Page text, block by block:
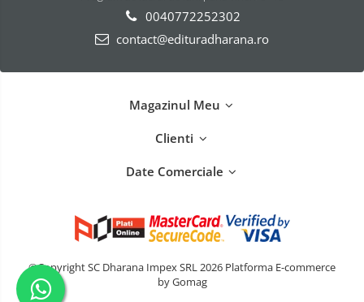
0040772252302
contact@edituradharana.ro
Magazinul Meu
Clienti
Date Comerciale
©Copyright SC Dharana Impex SRL 2026 Platforma E-commerce
by Gomag